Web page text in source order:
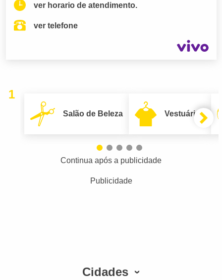
ver horario de atendimento.
ver telefone
1
Salão de Beleza Vestuário
Continua após a publicidade
Publicidade
Cidades